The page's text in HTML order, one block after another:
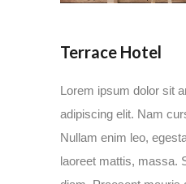
Terrace Hotel
Lorem ipsum dolor sit
adipiscing elit. Nam
Nullam enim leo,
laoreet mattis, massa.